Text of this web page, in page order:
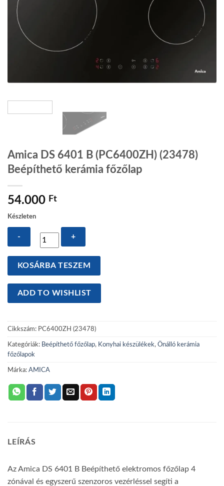
Amica DS 6401 B (PC6400ZH) (23478)
Beépíthető kerámia főzőlap
54.000 Ft
Készleten
Amica
DS
6401
Beépíthető
kerámia
főzőlap
mennyiség
KOSÁRBA TESZEM
ADD TO WISHLIST
Cikkszám: PC6400ZH (23478)
Kategóriák: Beépíthető főzőlap, Konyhai készülékek, Önálló kerámia
főzőlapok
Márka: AMICA
LEÍRÁS
Az Amica DS 6401 B Beépíthető elektromos főzőlap 4
zónával és egyszerű szenzoros vezérléssel segíti a